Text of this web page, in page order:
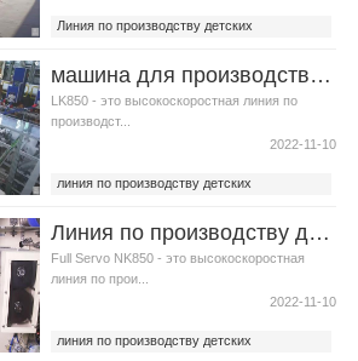
Линия по производству детских
лучшая линия по производству
машина для производства детских подгузников LK850 Видео
LK850 - это высокоскоростная линия по
производст...
2022-11-10
линия по производству детских
машина для производства подгузников дляЛиния по производству детских подгузников с полным сервоприводом NK850 Видео
Full Servo NK850 - это высокоскоростная
линия по прои...
2022-11-10
линия по производству детских